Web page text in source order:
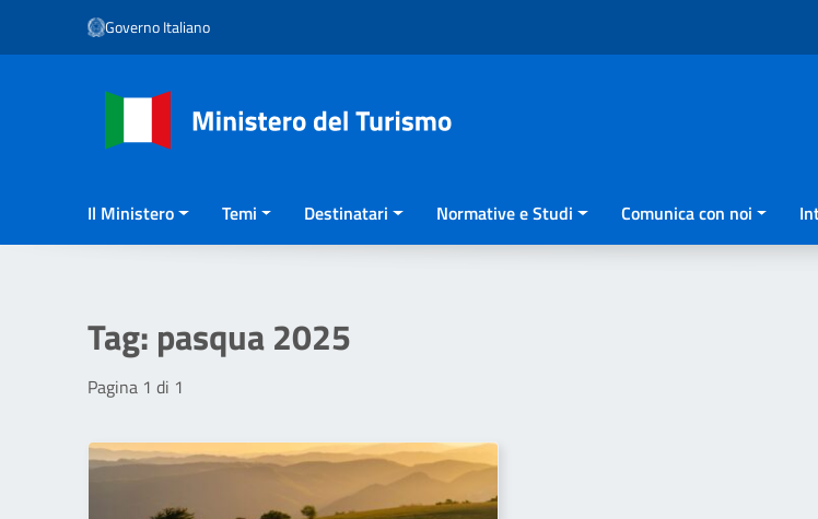
Vai ai contenuti
Vai al menu di navigazione
Governo Italiano
Il Ministero Temi Destinatari Normative e Studi Comunica con noi
Tag: pasqua 2025
Pagina 1 di 1